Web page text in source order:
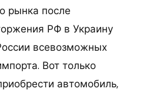
рынка после
РФ в Украину
всевозможных
Вот только
автомобиль,